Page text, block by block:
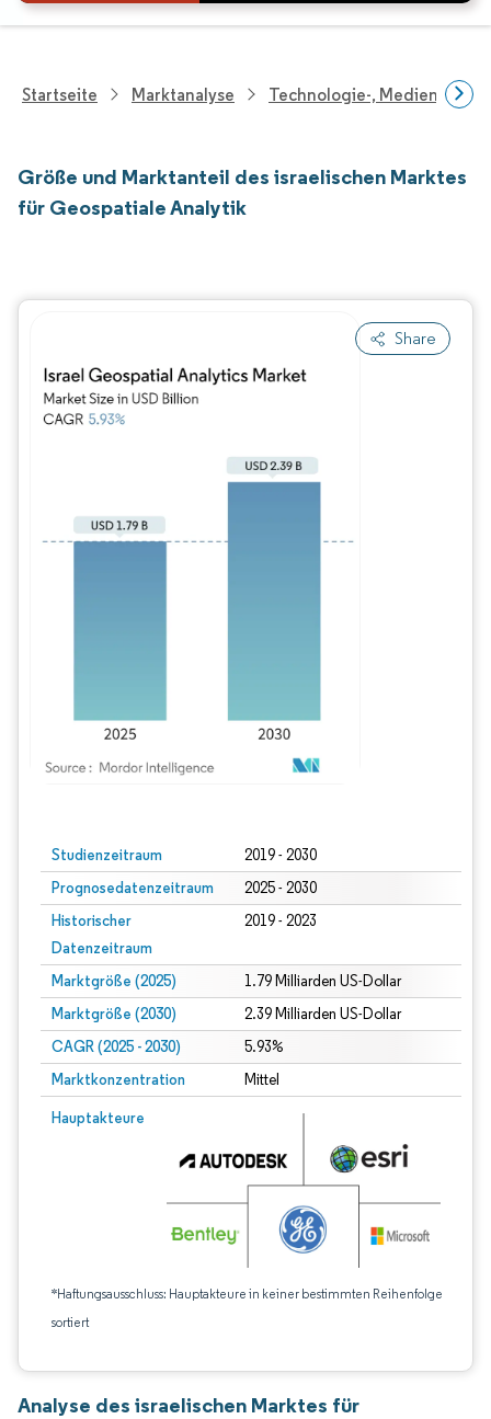
Startseite Marktanalyse Technologie-, Medien- Und
Größe und Marktanteil des israelischen Marktes
für Geospatiale Analytik
Share
Studienzeitraum 2019 - 2030
Prognosedatenzeitraum 2025 - 2030
Historischer
Datenzeitraum
2019 - 2023
Marktgröße (2025) 1.79 Milliarden US-Dollar
Marktgröße (2030) 2.39 Milliarden US-Dollar
CAGR (2025 - 2030) 5.93%
Marktkonzentration Mittel
Hauptakteure
*Haftungsausschluss: Hauptakteure in keiner bestimmten Reihenfolge
sortiert
Analyse des israelischen Marktes für